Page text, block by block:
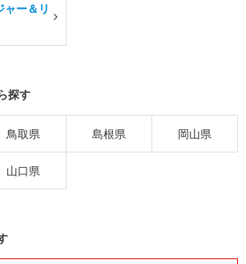
ャー＆リ
探す
鳥取県 島根県 岡山県
山口県